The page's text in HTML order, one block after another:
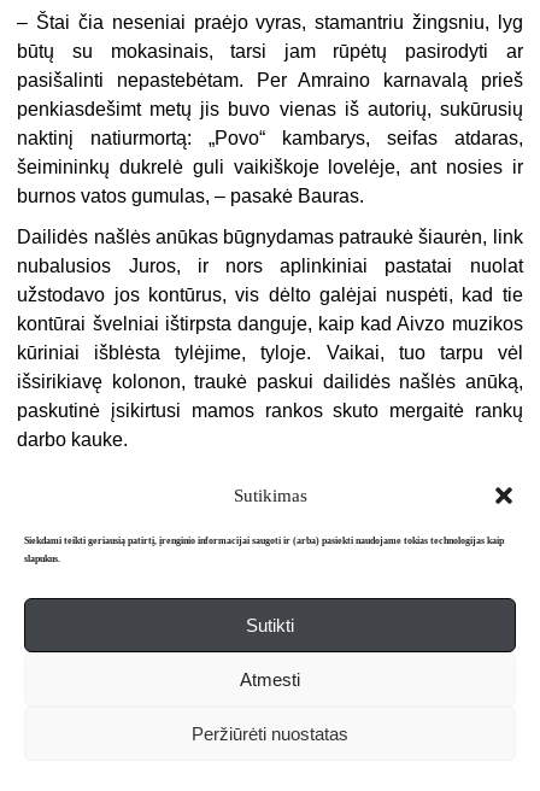
Sutikimas
Siekdami teikti geriausią patirtį, įrenginio informacijai saugoti ir (arba) pasiekti naudojame tokias technologijas kaip
slapukus.
Sutikti
Atmesti
Peržiūrėti nuostatas
– Štai čia neseniai praėjo vyras, stamantriu žingsniu, lyg
būtų su mokasinais, tarsi jam rūpėtų pasirodyti ar
pasišalinti nepastebėtam. Per Amraino karnavalą prieš
penkiasdešimt metų jis buvo vienas iš autorių, sukūrusių
naktinį natiurmortą: „Povo“ kambarys, seifas atdaras,
šeimininkų dukrelė guli vaikiškoje lovelėje, ant nosies ir
burnos vatos gumulas, – pasakė Bauras.
Dailidės našlės anūkas būgnydamas patraukė šiaurėn, link
nubalusios Juros, ir nors aplinkiniai pastatai nuolat
užstodavo jos kontūrus, vis dėlto galėjai nuspėti, kad tie
kontūrai švelniai ištirpsta danguje, kaip kad Aivzo muzikos
kūriniai išblėsta tylėjime, tyloje. Vaikai, tuo tarpu vėl
išsirikiavę kolonon, traukė paskui dailidės našlės anūką,
paskutinė įsikirtusi mamos rankos skuto mergaitė rankų
darbo kauke.
tinklainę, – pasakė Bauras, rodydamas baldų parduotuvę
priešais mokyklos pastatą, ji anksčiau buvusi
imperatoriškojo geltonio ir neišdildomai įsirėžusi jam
atmintin. Apsčiausia tokio gvelbimo buvę pirmaisiais ir
antraisiais mokymosi metais. Klasės mokytoja avėjusi
rudus pusbačius, kartą atnešusi mokyklon bananų ir
cukruotų svogūnų iš Berno. Rudieji pusbačiai buvę
išsikrausčiusi į Berną. Vėliau mirusi nuo arteriosklerozės,